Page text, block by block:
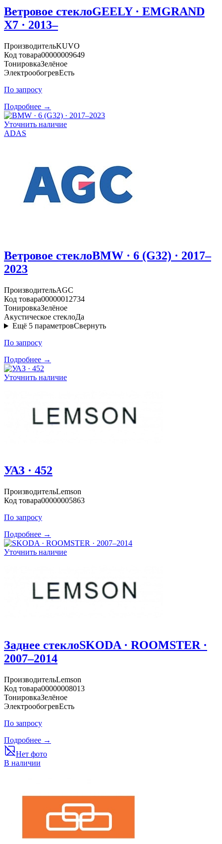
Ветровое стеклоGEELY · EMGRAND
X7 · 2013–
ПроизводительKUVO
Код товара00000009649
ТонировкаЗелёное
ЭлектрообогревЕсть
По запросу
Подробнее →
Уточнить наличие
ADAS
Ветровое стеклоBMW · 6 (G32) · 2017–
2023
ПроизводительAGC
Код товара00000012734
ТонировкаЗелёное
Акустическое стеклоДа
Ещё 5 параметровСвернуть
По запросу
Подробнее →
Уточнить наличие
УАЗ · 452
ПроизводительLemson
Код товара00000005863
По запросу
Подробнее →
Уточнить наличие
Заднее стеклоSKODA · ROOMSTER ·
2007–2014
ПроизводительLemson
Код товара00000008013
ТонировкаЗелёное
ЭлектрообогревЕсть
По запросу
Подробнее →
Нет фото
В наличии